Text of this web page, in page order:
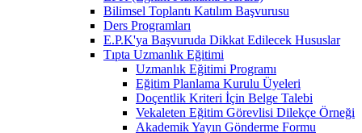
Bilimsel Toplantı Katılım Başvurusu
Ders Programları
E.P.K'ya Başvuruda Dikkat Edilecek Hususlar
Tıpta Uzmanlık Eğitimi
Uzmanlık Eğitimi Programı
Eğitim Planlama Kurulu Üyeleri
Doçentlik Kriteri İçin Belge Talebi
Vekaleten Eğitim Görevlisi Dilekçe Örneği
Akademik Yayın Gönderme Formu